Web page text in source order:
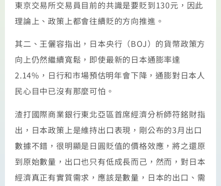
東京交易所交易員目前的共識是要貶到130元，因此
理論上、政策上都會往續貶的方向推進。
其二、王儷容指出，日本央行（BOJ）的貨幣政策方
向上仍然繼續寬鬆，即使最新的日本通膨率達
2.14%，日行和市場預估明年會下降，通膨對日本人
民心目中已沒有那麼可怕。
渣打國際商業銀行東北亞區首席經濟分析師符銘財指
出，日本政策上是維持出口表現，剛公布的3月出口
數據不錯，很明顯是日圓貶值的價格效應，將之還原
到原始數量，出口也只有低成長而己，然而，對日本
經濟真正有實質需求，應該是數量，日本的出口、需